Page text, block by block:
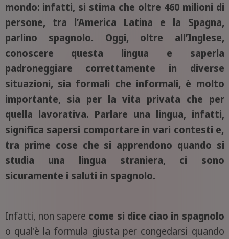
mondo: infatti, si stima che oltre 460 milioni di
persone, tra l’America Latina e la Spagna,
parlino spagnolo. Oggi, oltre all’Inglese,
conoscere questa lingua e saperla
padroneggiare correttamente in diverse
situazioni, sia formali che informali, è molto
importante, sia per la vita privata che per
quella lavorativa. Parlare una lingua, infatti,
significa sapersi comportare in vari contesti e,
tra prime cose che si apprendono quando si
studia una lingua straniera, ci sono
sicuramente i saluti in spagnolo.
Infatti, non sapere come si dice ciao in spagnolo
o qual'è la formula giusta per congedarsi quando